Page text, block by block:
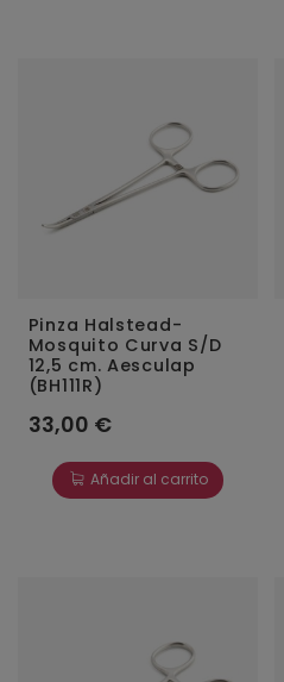
Pinza Halstead-
Mosquito Curva S/D
12,5 cm. Aesculap
(BH111R)
33,00 €
Añadir al carrito